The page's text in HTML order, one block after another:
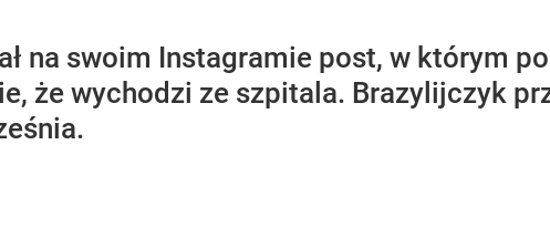
na swoim Instagramie post, w którym
że wychodzi ze szpitala. Brazylijczyk